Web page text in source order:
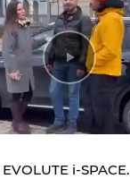
EVOLUTE i‑SPACE.